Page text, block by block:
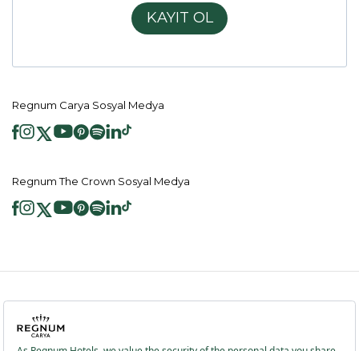
KAYIT OL
Regnum Carya Sosyal Medya
Regnum The Crown Sosyal Medya